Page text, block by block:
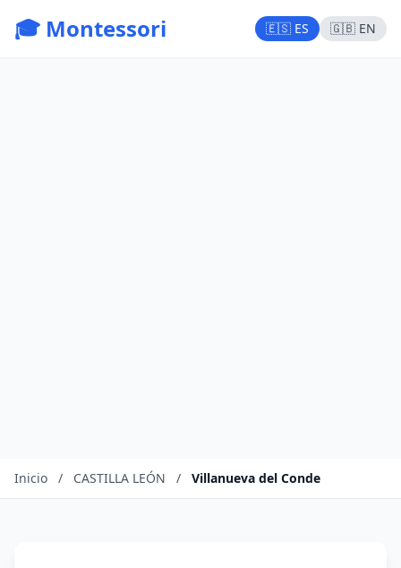
🎓 Montessori 🇪🇸 ES 🇬🇧 EN
Inicio / CASTILLA LEÓN / Villanueva del Conde